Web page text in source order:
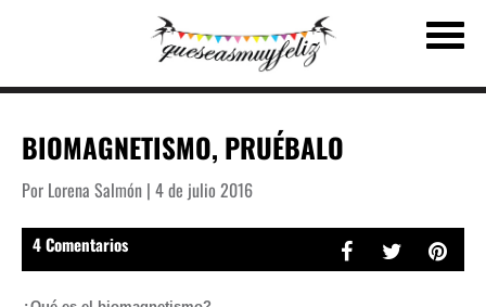
BIOMAGNETISMO, PRUÉBALO
Por Lorena Salmón | 4 de julio 2016
4 Comentarios